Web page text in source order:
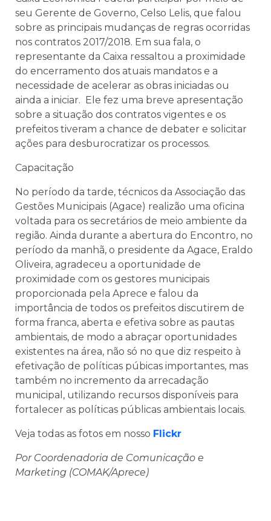
seu Gerente de Governo, Celso Lelis, que falou
sobre as principais mudanças de regras ocorridas
nos contratos 2017/2018. Em sua fala, o
representante da Caixa ressaltou a proximidade
do encerramento dos atuais mandatos e a
necessidade de acelerar as obras iniciadas ou
ainda a iniciar. Ele fez uma breve apresentação
sobre a situação dos contratos vigentes e os
prefeitos tiveram a chance de debater e solicitar
ações para desburocratizar os processos.
Capacitação
No período da tarde, técnicos da Associação das
Gestões Municipais (Agace) realizão uma oficina
voltada para os secretários de meio ambiente da
região. Ainda durante a abertura do Encontro, no
período da manhã, o presidente da Agace, Eraldo
Oliveira, agradeceu a oportunidade de
proximidade com os gestores municipais
proporcionada pela Aprece e falou da
importância de todos os prefeitos discutirem de
forma franca, aberta e efetiva sobre as pautas
ambientais, de modo a abraçar oportunidades
existentes na área, não só no que diz respeito à
efetivação de políticas púbicas importantes, mas
também no incremento da arrecadação
municipal, utilizando recursos disponíveis para
fortalecer as políticas públicas ambientais locais.
Veja todas as fotos em nosso Flickr
Por Coordenadoria de Comunicação e
Marketing (COMAK/Aprece)